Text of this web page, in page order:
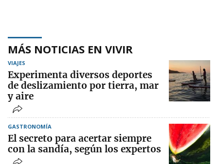
MÁS NOTICIAS EN VIVIR
VIAJES
Experimenta diversos deportes
de deslizamiento por tierra, mar
y aire
GASTRONOMÍA
El secreto para acertar siempre
con la sandía, según los expertos